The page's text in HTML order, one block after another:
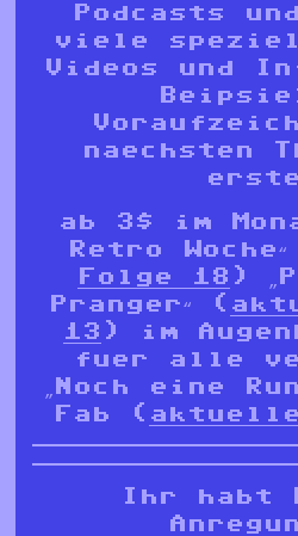
Podcasts
viele
Videos und
naechsten
ab 3$ im
Retro
Folge 18 )
Pranger“ (
13 ) im
fuer alle
„Noch eine
Fab (
Ihr habt